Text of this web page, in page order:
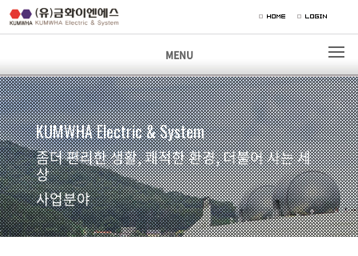
MENU
KUMWHA Electric & System
좀더 편리한 생활, 쾌적한 환경, 더불어 사는 세
상
사업분야